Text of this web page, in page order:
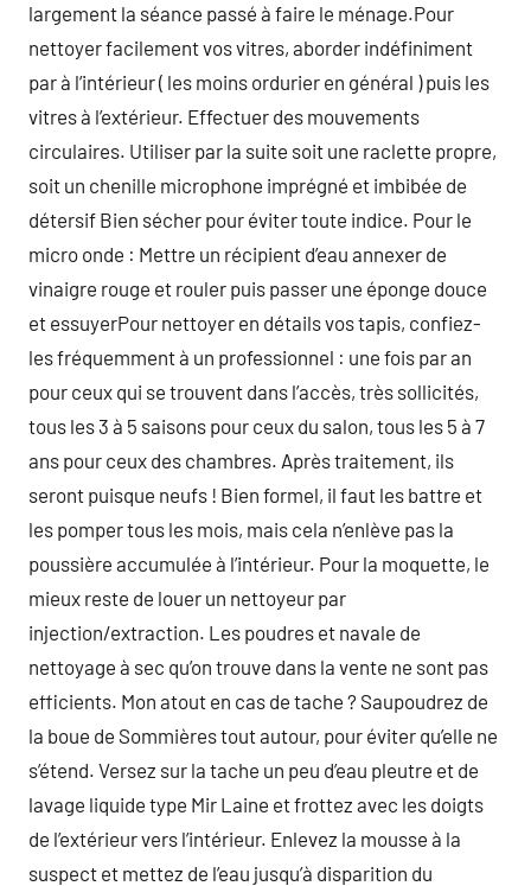
largement la séance passé à faire le ménage.Pour
nettoyer facilement vos vitres, aborder indéfiniment
par à l’intérieur ( les moins ordurier en général ) puis les
vitres à l’extérieur. Effectuer des mouvements
circulaires. Utiliser par la suite soit une raclette propre,
soit un chenille microphone imprégné et imbibée de
détersif Bien sécher pour éviter toute indice. Pour le
micro onde : Mettre un récipient d’eau annexer de
vinaigre rouge et rouler puis passer une éponge douce
et essuyerPour nettoyer en détails vos tapis, confiez-
les fréquemment à un professionnel : une fois par an
pour ceux qui se trouvent dans l’accès, très sollicités,
tous les 3 à 5 saisons pour ceux du salon, tous les 5 à 7
ans pour ceux des chambres. Après traitement, ils
seront puisque neufs ! Bien formel, il faut les battre et
les pomper tous les mois, mais cela n’enlève pas la
poussière accumulée à l’intérieur. Pour la moquette, le
mieux reste de louer un nettoyeur par
injection/extraction. Les poudres et navale de
nettoyage à sec qu’on trouve dans la vente ne sont pas
efficients. Mon atout en cas de tache ? Saupoudrez de
la boue de Sommières tout autour, pour éviter qu’elle ne
s’étend. Versez sur la tache un peu d’eau pleutre et de
lavage liquide type Mir Laine et frottez avec les doigts
de l’extérieur vers l’intérieur. Enlevez la mousse à la
suspect et mettez de l’eau jusqu’à disparition du